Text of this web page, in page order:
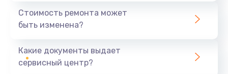
1440 руб.
Ремонт южного моста
Стоимость ремонта может
быть изменена?
Какие документы выдает
сервисный центр?